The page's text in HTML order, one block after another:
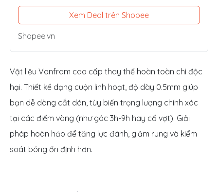
Xem Deal trên Shopee
Shopee.vn
Vật liệu Vonfram cao cấp thay thế hoàn toàn chì độc
hại. Thiết kế dạng cuộn linh hoạt, độ dày 0.5mm giúp
bạn dễ dàng cắt dán, tùy biến trọng lượng chính xác
tại các điểm vàng (như góc 3h-9h hay cổ vợt). Giải
pháp hoàn hảo để tăng lực đánh, giảm rung và kiểm
soát bóng ổn định hơn.